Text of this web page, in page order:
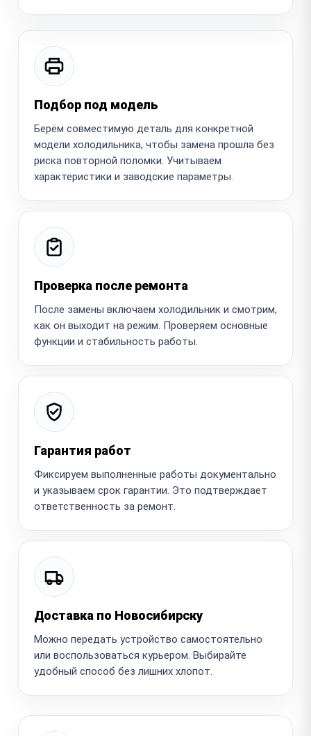
Подбор под модель
Берём совместимую деталь для конкретной
модели холодильника, чтобы замена прошла без
риска повторной поломки. Учитываем
характеристики и заводские параметры.
Проверка после ремонта
После замены включаем холодильник и смотрим,
как он выходит на режим. Проверяем основные
функции и стабильность работы.
Гарантия работ
Фиксируем выполненные работы документально
и указываем срок гарантии. Это подтверждает
ответственность за ремонт.
Доставка по Новосибирску
Можно передать устройство самостоятельно
или воспользоваться курьером. Выбирайте
удобный способ без лишних хлопот.